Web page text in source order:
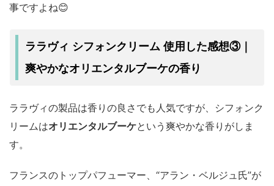
事ですよね😊
ララヴィ シフォンクリーム 使用した感想③｜
爽やかなオリエンタルブーケの香り
ララヴィの製品は香りの良さでも人気ですが、シフォンク
リームはオリエンタルブーケという爽やかな香りがしま
す。
フランスのトップパフューマー、“アラン・ベルジュ氏”が